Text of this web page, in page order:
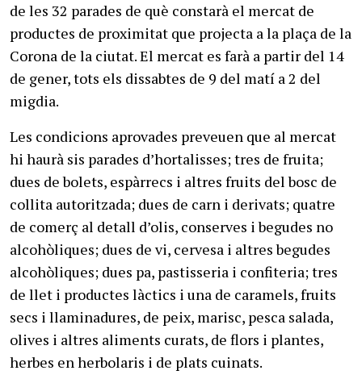
de les 32 parades de què constarà el mercat de
productes de proximitat que projecta a la plaça de la
Corona de la ciutat. El mercat es farà a partir del 14
de gener, tots els dissabtes de 9 del matí a 2 del
migdia.
Les condicions aprovades preveuen que al mercat
hi haurà sis parades d’hortalisses; tres de fruita;
dues de bolets, espàrrecs i altres fruits del bosc de
collita autoritzada; dues de carn i derivats; quatre
de comerç al detall d’olis, conserves i begudes no
alcohòliques; dues de vi, cervesa i altres begudes
alcohòliques; dues pa, pastisseria i confiteria; tres
de llet i productes làctics i una de caramels, fruits
secs i llaminadures, de peix, marisc, pesca salada,
olives i altres aliments curats, de flors i plantes,
herbes en herbolaris i de plats cuinats.